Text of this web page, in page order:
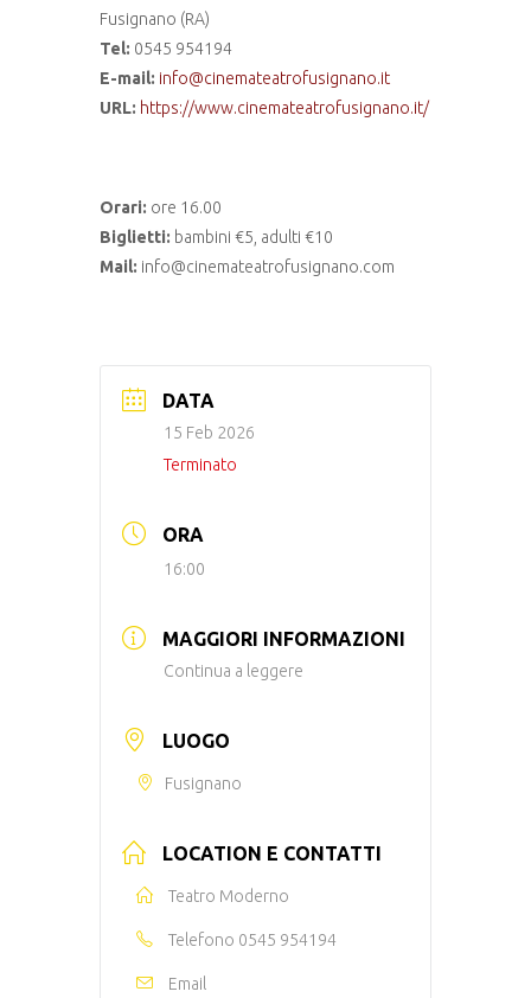
Fusignano (RA)
Tel: 0545 954194
E-mail: info@cinemateatrofusignano.it
URL: https://www.cinemateatrofusignano.it/
Orari: ore 16.00
Biglietti: bambini €5, adulti €10
Mail: info@cinemateatrofusignano.com
DATA
15 Feb 2026
Terminato
ORA
16:00
MAGGIORI INFORMAZIONI
Continua a leggere
LUOGO
Fusignano
LOCATION E CONTATTI
Teatro Moderno
Telefono 0545 954194
Email